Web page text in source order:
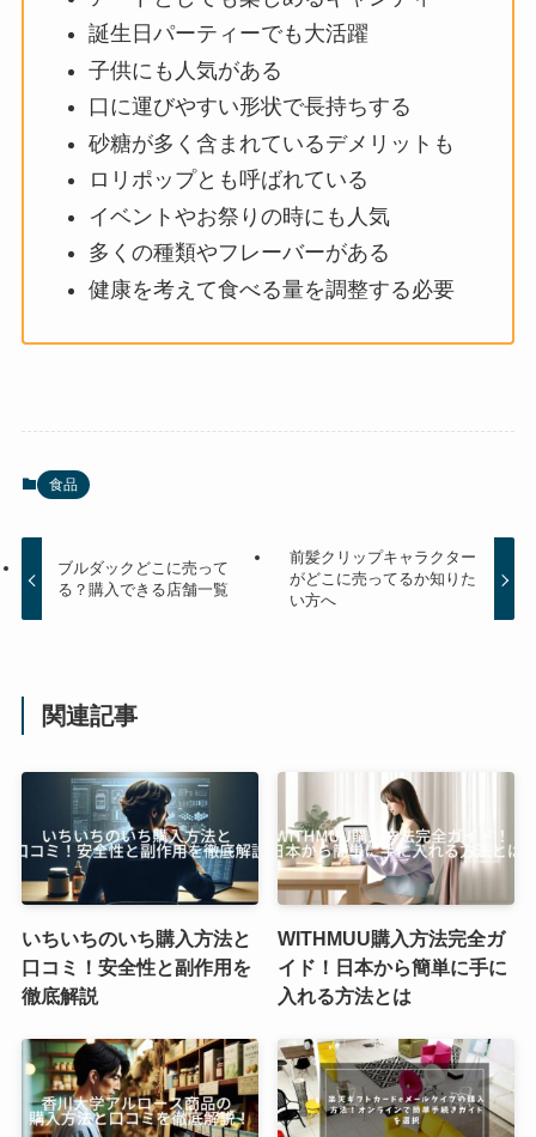
誕生日パーティーでも大活躍
子供にも人気がある
口に運びやすい形状で長持ちする
砂糖が多く含まれているデメリットも
ロリポップとも呼ばれている
イベントやお祭りの時にも人気
多くの種類やフレーバーがある
健康を考えて食べる量を調整する必要
食品
ブルダックどこに売って
る？購入できる店舗一覧
前髪クリップキャラクター
がどこに売ってるか知りた
い方へ
関連記事
いちいちのいち購入方法と
口コミ！安全性と副作用を
徹底解説
WITHMUU購入方法完全ガ
イド！日本から簡単に手に
入れる方法とは